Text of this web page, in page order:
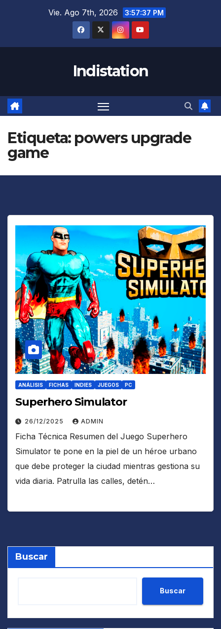
Vie. Ago 7th, 2026 3:57:37 PM
Indistation
Etiqueta: powers upgrade
game
ANÁLISIS FICHAS INDIES JUEGOS PC
Superhero Simulator
26/12/2025 ADMIN
Ficha Técnica Resumen del Juego Superhero
Simulator te pone en la piel de un héroe urbano
que debe proteger la ciudad mientras gestiona su
vida diaria. Patrulla las calles, detén…
Buscar
Buscar